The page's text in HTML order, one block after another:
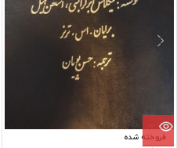
فروخته شده